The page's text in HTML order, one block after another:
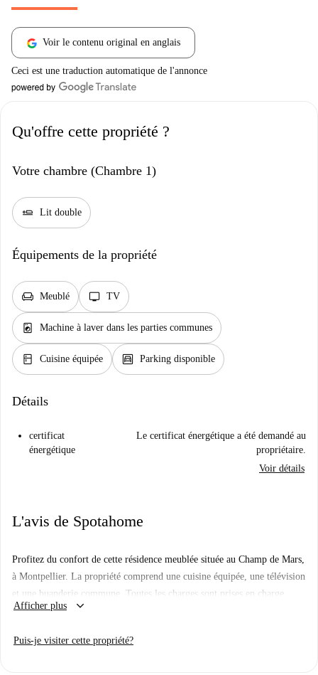
Voir le contenu original en anglais
Ceci est une traduction automatique de l'annonce
Qu'offre cette propriété ?
Votre chambre (Chambre 1)
airline_seat_flat Lit double
Équipements de la propriété
chair Meublé tv TV
local_laundry_service Machine à laver dans les parties communes
kitchen Cuisine équipée garage Parking disponible
Détails
certificat
énergétique
Le certificat énergétique a été demandé au
propriétaire.
Voir détails
L'avis de Spotahome
Profitez du confort de cette résidence meublée située au Champ de Mars,
à Montpellier. La propriété comprend une cuisine équipée, une télévision
et une buanderie commune. Toutes les charges sont prises en charge,
pour une location sans souci. De plus, les animaux de compagnie sont les
Afficher plus keyboard_arrow_down
Puis-je visiter cette propriété?